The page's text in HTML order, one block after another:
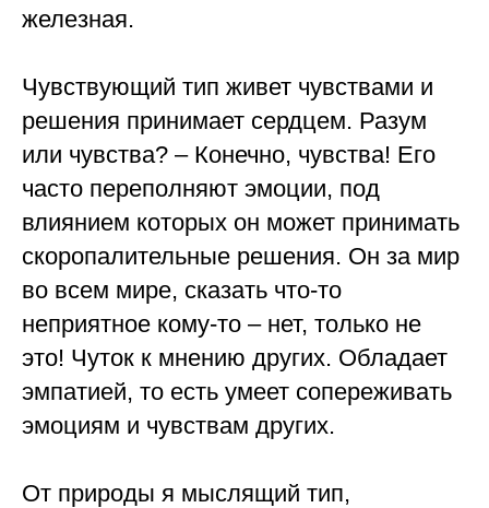
железная.
Чувствующий тип живет чувствами и
решения принимает сердцем. Разум
или чувства? – Конечно, чувства! Его
часто переполняют эмоции, под
влиянием которых он может принимать
скоропалительные решения. Он за мир
во всем мире, сказать что-то
неприятное кому-то – нет, только не
это! Чуток к мнению других. Обладает
эмпатией, то есть умеет сопереживать
эмоциям и чувствам других.
От природы я мыслящий тип,